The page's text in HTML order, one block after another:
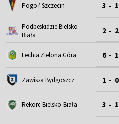
Pogoń Szczecin 3 - 1
Podbeskidzie Bielsko-
Biała
2 - 2
Lechia Zielona Góra 6 - 1
Zawisza Bydgoszcz 1 - 0
Rekord Bielsko-Biała 3 - 1